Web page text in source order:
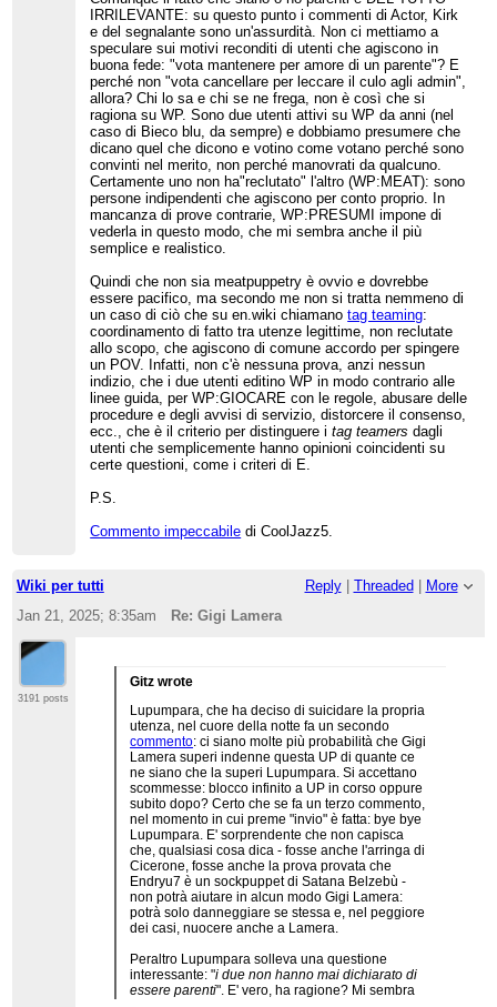
IRRILEVANTE: su questo punto i commenti di Actor, Kirk
e del segnalante sono un'assurdità. Non ci mettiamo a
speculare sui motivi reconditi di utenti che agiscono in
buona fede: "vota mantenere per amore di un parente"? E
perché non "vota cancellare per leccare il culo agli admin",
allora? Chi lo sa e chi se ne frega, non è così che si
ragiona su WP. Sono due utenti attivi su WP da anni (nel
caso di Bieco blu, da sempre) e dobbiamo presumere che
dicano quel che dicono e votino come votano perché sono
convinti nel merito, non perché manovrati da qualcuno.
Certamente uno non ha"reclutato" l'altro (WP:MEAT): sono
persone indipendenti che agiscono per conto proprio. In
mancanza di prove contrarie, WP:PRESUMI impone di
vederla in questo modo, che mi sembra anche il più
semplice e realistico.
Quindi che non sia meatpuppetry è ovvio e dovrebbe
essere pacifico, ma secondo me non si tratta nemmeno di
un caso di ciò che su en.wiki chiamanotag teaming:
coordinamento di fatto tra utenze legittime, non reclutate
allo scopo, che agiscono di comune accordo per spingere
un POV. Infatti, non c'è nessuna prova, anzi nessun
indizio, che i due utenti editino WP in modo contrario alle
linee guida, per WP:GIOCARE con le regole, abusare delle
procedure e degli avvisi di servizio, distorcere il consenso,
ecc., che è il criterio per distinguere itag teamers dagli
utenti che semplicemente hanno opinioni coincidenti su
certe questioni, come i criteri di E.
P.S.
Commento impeccabile di CoolJazz5.
Wiki per tutti Reply| Threaded
More
Jan 21, 2025; 8:35am
Re: Gigi Lamera
3191 posts
Gitz wrote
Lupumpara, che ha deciso di suicidare la propria
utenza, nel cuore della notte fa un secondo
commento: ci siano molte più probabilità che Gigi
Lamera superi indenne questa UP di quante ce
ne siano che la superi Lupumpara. Si accettano
scommesse: blocco infinito a UP in corso oppure
subito dopo? Certo che se fa un terzo commento,
nel momento in cui preme "invio" è fatta: bye bye
Lupumpara. E' sorprendente che non capisca
che, qualsiasi cosa dica - fosse anche l'arringa di
Cicerone, fosse anche la prova provata che
Endryu7 è un sockpuppet di Satana Belzebù -
non potrà aiutare in alcun modo Gigi Lamera:
potrà solo danneggiare se stessa e, nel peggiore
dei casi, nuocere anche a Lamera.
Peraltro Lupumpara solleva una questione
interessante: "i due non hanno mai dichiarato di
essere parenti". E' vero, ha ragione? Mi sembra